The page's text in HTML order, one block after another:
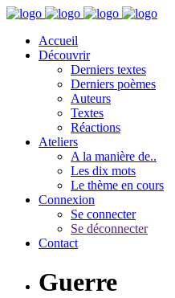
Accueil
Découvrir
Derniers textes
Derniers poèmes
Auteurs
Textes
Réactions
Ateliers
A la manière de..
Les dix mots
Le thème en cours
Connexion
Se connecter
Se déconnecter
Contact
Guerre